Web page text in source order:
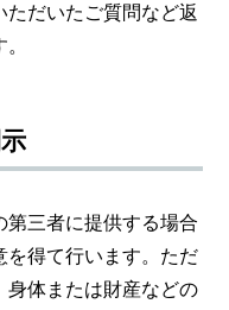
だいたご質問など返
第三者に提供する場合
を得て行います。ただ
身体または財産などの